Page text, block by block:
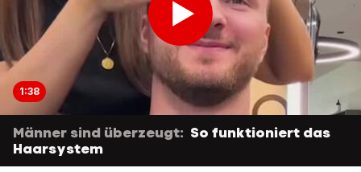
1:38
Männer sind überzeugt: So funktioniert das
Haarsystem